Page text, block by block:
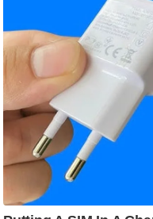
ध
र्म
स्थ
ल
व्र
त
त्यो
र